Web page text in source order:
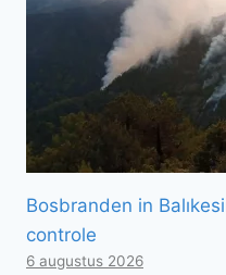
Bosbranden in
controle
6 augustus 2026